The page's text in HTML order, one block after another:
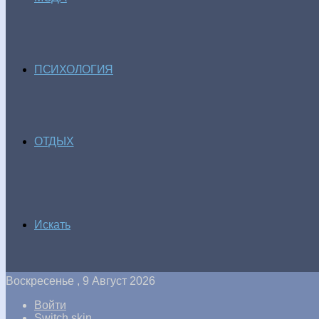
ПСИХОЛОГИЯ
ОТДЫХ
Искать
Воскресенье , 9 Август 2026
Войти